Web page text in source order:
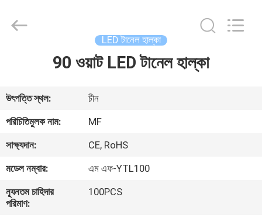
পণ্য
ভিডিও
আমাদের
সম্পর্কে
Lighting
Co.,Ltd..
LED টানেল হাল্কা
90 ওয়াট LED টানেল হাল্কা
উৎপত্তি স্থল:
চীন
পরিচিতিমুলক নাম:
MF
সাক্ষ্যদান:
CE, RoHS
মডেল নম্বার:
এম এফ-YTL100
ন্যূনতম চাহিদার
পরিমাণ:
100PCS